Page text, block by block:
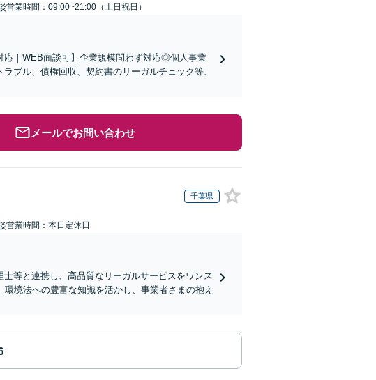
営業時間：09:00~21:00（土日祝日）
応｜WEB面談可】企業規模問わず対応◎個人事業
ブル、債権回収、契約書のリーガルチェック等、
メールでお問い合わせ
千葉県
営業時間：本日定休日
等と連携し、高品質なリーガルサービスをワンス
境法への豊富な知識を活かし、事業者さまの抱え